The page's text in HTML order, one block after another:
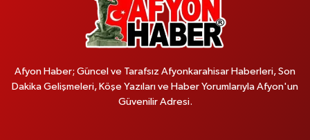
Afyon Haber; Güncel ve Tarafsız Afyonkarahisar Haberleri, Son
Dakika Gelişmeleri, Köşe Yazıları ve Haber Yorumlarıyla Afyon'un
Güvenilir Adresi.